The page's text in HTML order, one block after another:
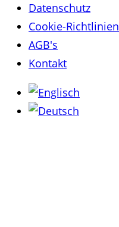
Datenschutz
Cookie-Richtlinien
AGB's
Kontakt